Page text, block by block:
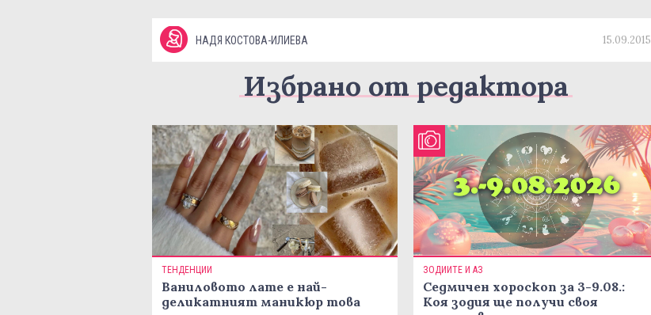
НАДЯ КОСТОВА-ИЛИЕВА 15.09.2015
Избрано от редактора
ТЕНДЕНЦИИ
Ваниловото лате е най-
деликатният маникюр това
ЗОДИИТЕ И АЗ
Седмичен хороскоп за 3-9.08.:
Коя зодия ще получи своя